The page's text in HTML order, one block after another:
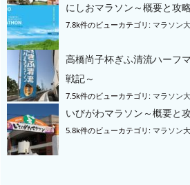
にしおマラソン～概要と攻
7.8k件のビューカテゴリ: マラソン
高橋尚子杯ぎふ清流ハーフ
戦記～
7.5k件のビューカテゴリ: マラソン
いびがわマラソン～概要と
5.8k件のビューカテゴリ: マラソン